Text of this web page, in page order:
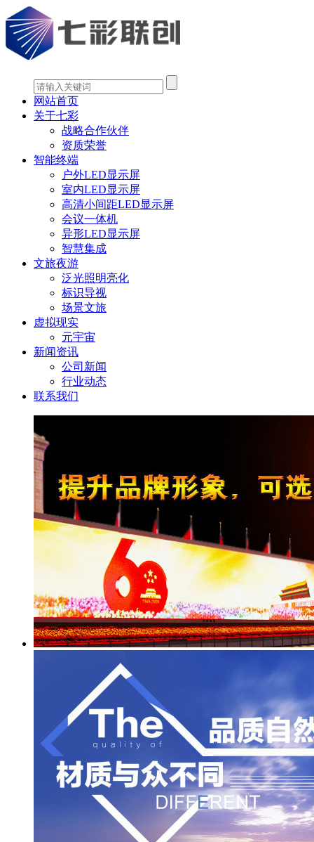
网站首页
关于七彩
战略合作伙伴
资质荣誉
智能终端
户外LED显示屏
室内LED显示屏
高清小间距LED显示屏
会议一体机
异形LED显示屏
智慧集成
文旅夜游
泛光照明亮化
标识导视
场景文旅
虚拟现实
元宇宙
新闻资讯
公司新闻
行业动态
联系我们